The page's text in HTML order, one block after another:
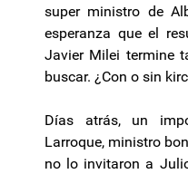
super ministro de
esperanza que el
Javier Milei termine
buscar. ¿Con o sin
Días atrás, un
Larroque, ministro
no lo invitaron a